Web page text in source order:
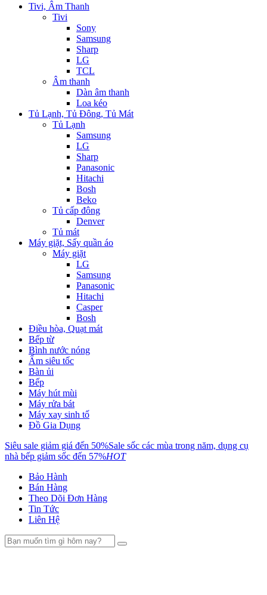
Tivi, Âm Thanh
Tivi
Sony
Samsung
Sharp
LG
TCL
Âm thanh
Dàn âm thanh
Loa kéo
Tủ Lạnh, Tủ Đông, Tủ Mát
Tủ Lạnh
Samsung
LG
Sharp
Panasonic
Hitachi
Bosh
Beko
Tủ cấp đông
Denver
Tủ mát
Máy giặt, Sấy quần áo
Máy giặt
LG
Samsung
Panasonic
Hitachi
Casper
Bosh
Điều hòa, Quạt mát
Bếp từ
Bình nước nóng
Ấm siêu tốc
Bàn ủi
Bếp
Máy hút mùi
Máy rửa bát
Máy xay sinh tố
Đồ Gia Dụng
Siêu sale giảm giá đến 50%Sale sốc các mùa trong năm, dụng cụ
nhà bếp giảm sốc đến 57%HOT
Bảo Hành
Bán Hàng
Theo Dõi Đơn Hàng
Tin Tức
Liên Hệ